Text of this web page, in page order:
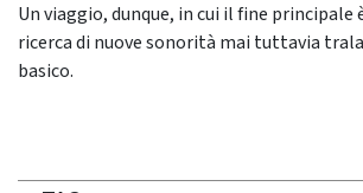
Un viaggio, dunque, in cui il fine principale
ricerca di nuove sonorità mai tuttavia
basico.